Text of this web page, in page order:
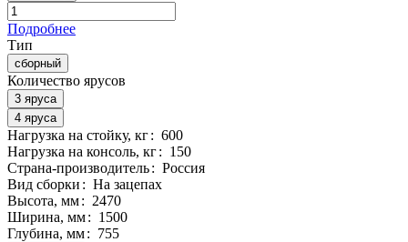
Подробнее
Тип
сборный
Количество ярусов
3 яруса
4 яруса
Нагрузка на стойку, кг: 600
Нагрузка на консоль, кг: 150
Страна-производитель: Россия
Вид сборки : На зацепах
Высота, мм: 2470
Ширина, мм: 1500
Глубина, мм: 755